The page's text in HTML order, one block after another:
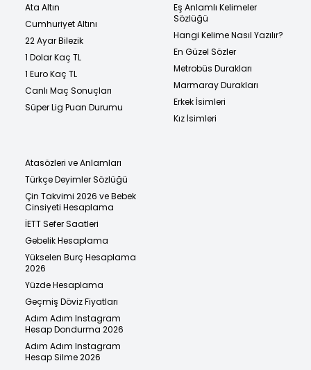
Ata Altın
Cumhuriyet Altını
22 Ayar Bilezik
1 Dolar Kaç TL
1 Euro Kaç TL
Canlı Maç Sonuçları
Süper Lig Puan Durumu
Eş Anlamlı Kelimeler
Sözlüğü
Hangi Kelime Nasıl Yazılır?
En Güzel Sözler
Metrobüs Durakları
Marmaray Durakları
Erkek İsimleri
Kız İsimleri
Atasözleri ve Anlamları
Türkçe Deyimler Sözlüğü
Çin Takvimi 2026 ve Bebek
Cinsiyeti Hesaplama
İETT Sefer Saatleri
Gebelik Hesaplama
Yükselen Burç Hesaplama
2026
Yüzde Hesaplama
Geçmiş Döviz Fiyatları
Adım Adım Instagram
Hesap Dondurma 2026
Adım Adım Instagram
Hesap Silme 2026